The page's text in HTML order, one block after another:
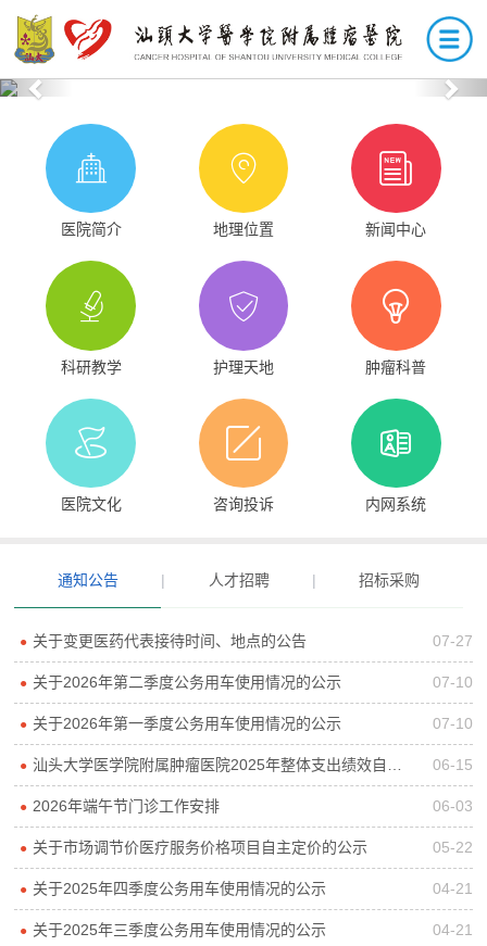
Previous
医院简介 地理位置 新闻中心
科研教学 护理天地 肿瘤科普
医院文化 咨询投诉 内网系统
通知公告 | 人才招聘 | 招标采购
● 关于变更医药代表接待时间、地点的公告 07-27
● 关于2026年第二季度公务用车使用情况的公示 07-10
● 关于2026年第一季度公务用车使用情况的公示 07-10
● 汕头大学医学院附属肿瘤医院2025年整体支出绩效自评报告 06-15
● 2026年端午节门诊工作安排 06-03
● 关于市场调节价医疗服务价格项目自主定价的公示 05-22
● 关于2025年四季度公务用车使用情况的公示 04-21
● 关于2025年三季度公务用车使用情况的公示 04-21